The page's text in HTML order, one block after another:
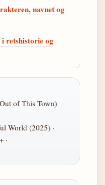
navnet og
retshistorie og
of This Town)
World (2025) ·
·